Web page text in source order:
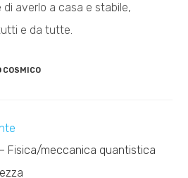
averlo a casa e stabile,
e da tutte.
COSMICO
Fisica/meccanica quantistica